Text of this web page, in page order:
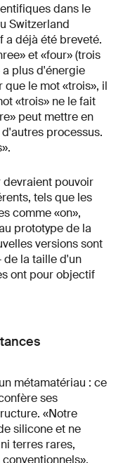
dans le
Switzerland
a déjà été breveté.
et «four» (trois
plus d'énergie
le mot «trois», il
«trois» ne le fait
peut mettre en
processus.
devraient pouvoir
tels que les
comme «on»,
prototype de la
versions sont
la taille d'un
ont pour objectif
métamatériau : ce
ses
«Notre
silicone et ne
terres rares,